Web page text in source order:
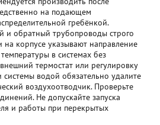
на подающем
гребёнкой.
обратный трубопроводы строго
на корпусе указывают направление
в системах без
термостат или регулировку
системы водой обязательно удалите
воздухоотводчик. Проверьте
Не допускайте запуска
и работы при перекрытых